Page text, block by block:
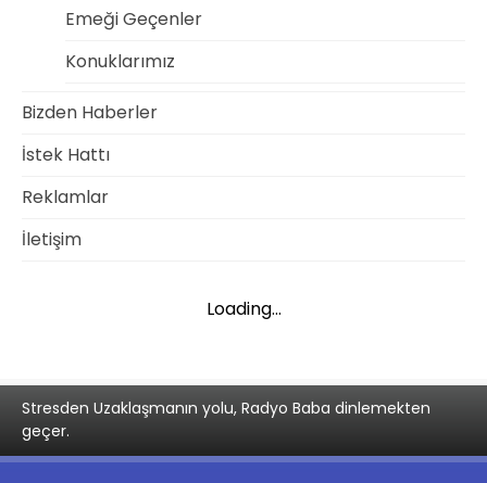
Emeği Geçenler
Konuklarımız
Bizden Haberler
İstek Hattı
Reklamlar
İletişim
Loading...
Stresden Uzaklaşmanın yolu, Radyo Baba dinlemekten
geçer.